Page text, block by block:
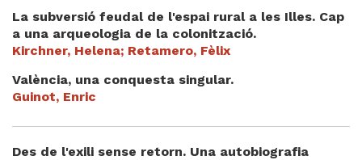
La subversió feudal de l'espai rural a les Illes. Cap
a una arqueologia de la colonització.
Kirchner, Helena; Retamero, Fèlix
València, una conquesta singular.
Guinot, Enric
Des de l'exili sense retorn. Una autobiografia